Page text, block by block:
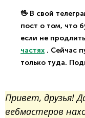
🖖 В свой
пост о том, что
если не
частях . Сейчас
только туда.
Привет, друзья!
вебмастеров